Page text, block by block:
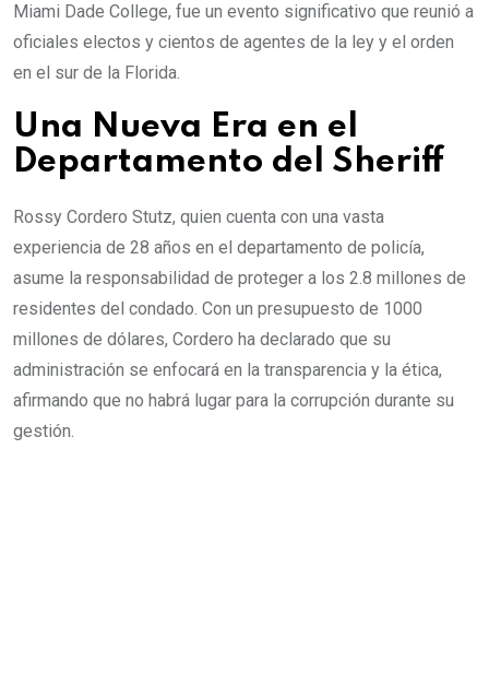
Miami Dade College, fue un evento significativo que reunió a
oficiales electos y cientos de agentes de la ley y el orden
en el sur de la Florida.
Una Nueva Era en el
Departamento del Sheriff
Rossy Cordero Stutz, quien cuenta con una vasta
experiencia de 28 años en el departamento de policía,
asume la responsabilidad de proteger a los 2.8 millones de
residentes del condado. Con un presupuesto de 1000
millones de dólares, Cordero ha declarado que su
administración se enfocará en la transparencia y la ética,
afirmando que no habrá lugar para la corrupción durante su
gestión.